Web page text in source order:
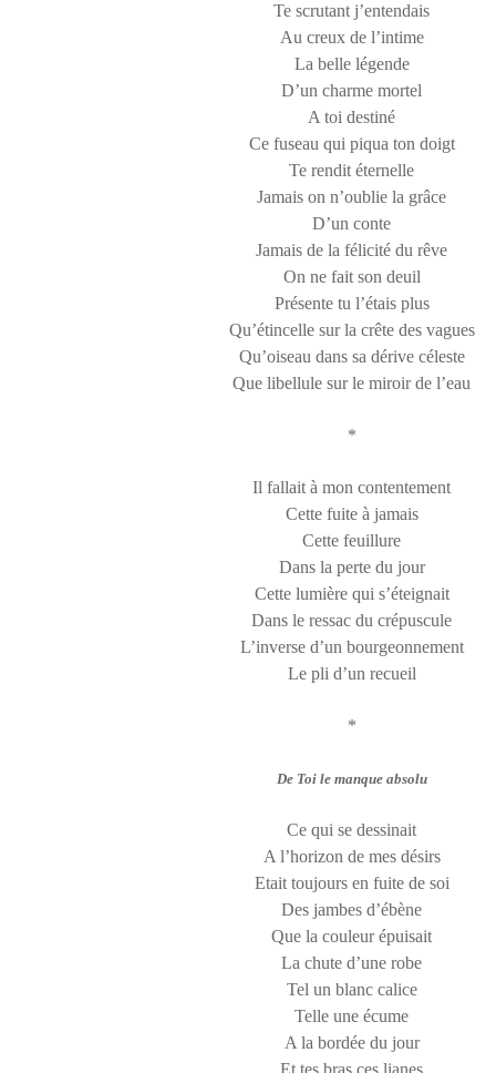
Te scrutant j’entendais
Au creux de l’intime
La belle légende
D’un charme mortel
A toi destiné
Ce fuseau qui piqua ton doigt
Te rendit éternelle
Jamais on n’oublie la grâce
D’un conte
Jamais de la félicité du rêve
On ne fait son deuil
Présente tu l’étais plus
Qu’étincelle sur la crête des vagues
Qu’oiseau dans sa dérive céleste
Que libellule sur le miroir de l’eau
*
Il fallait à mon contentement
Cette fuite à jamais
Cette feuillure
Dans la perte du jour
Cette lumière qui s’éteignait
Dans le ressac du crépuscule
L’inverse d’un bourgeonnement
Le pli d’un recueil
*
De Toi le manque absolu
Ce qui se dessinait
A l’horizon de mes désirs
Etait toujours en fuite de soi
Des jambes d’ébène
Que la couleur épuisait
La chute d’une robe
Tel un blanc calice
Telle une écume
A la bordée du jour
Et tes bras ces lianes